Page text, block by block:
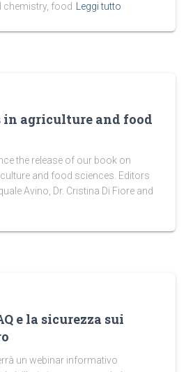
chemistry, food
Leggi tutto
agriculture and food
the release of our book on
and food sciences. Editors
Avino, Dr. Cristina Di Fiore and
e la sicurezza sui
un webinar informativo